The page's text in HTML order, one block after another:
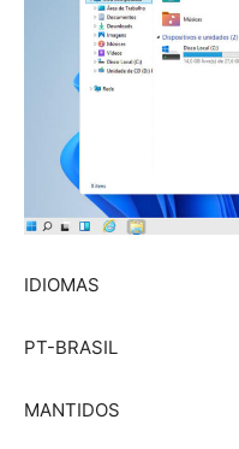
IDIOMAS
PT-BRASIL
MANTIDOS